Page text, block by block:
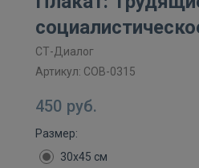
СТ-Диалог
Артикул: СОВ-0315
450 руб.
Размер:
30х45 см